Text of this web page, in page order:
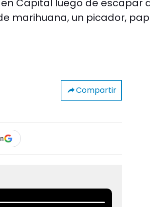
marihuana, un picador,
Compartir